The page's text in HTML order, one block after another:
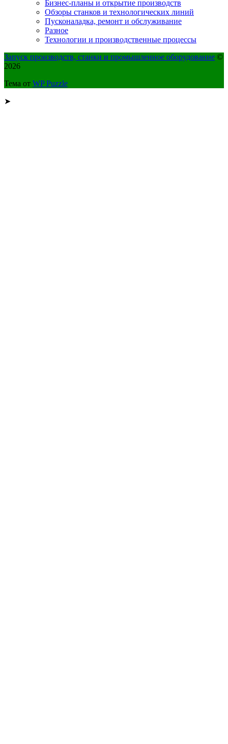
Бизнес-планы и открытие производств
Обзоры станков и технологических линий
Пусконаладка, ремонт и обслуживание
Разное
Технологии и производственные процессы
Запуск производств, станки и промышленное оборудование ©
2026
Тема от WP Puzzle
➤